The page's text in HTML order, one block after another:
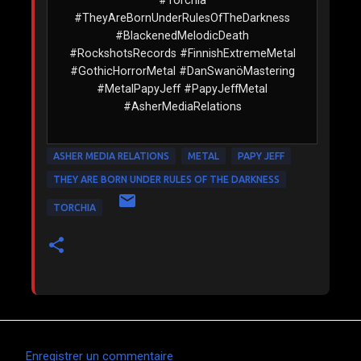
#TheyAreBornUnderRulesOfTheDarkness
#BlackenedMelodicDeath
#RockshotsRecords #FinnishExtremeMetal
#GothicHorrorMetal #DanSwanöMastering
#MetalPapyJeff #PapyJeffMetal
#AsherMediaRelations
ASHER MEDIA RELATIONS METAL PAPY JEFF
THEY ARE BORN UNDER RULES OF THE DARKNESS
TORCHIA
Enregistrer un commentaire